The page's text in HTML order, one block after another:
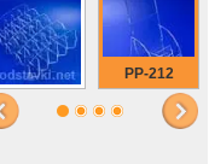
PP-212